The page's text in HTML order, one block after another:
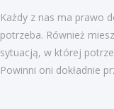
Każdy z nas ma prawo
potrzeba. Również
sytuacją, w której
Powinni oni dokładnie